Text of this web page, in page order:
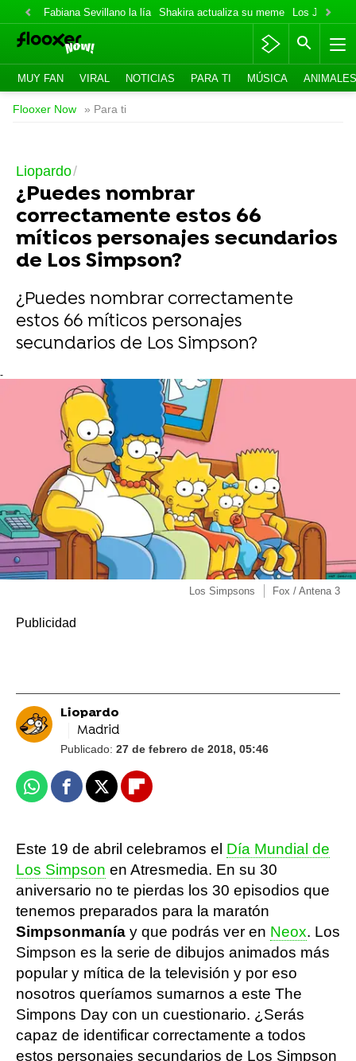
Fabiana Sevillano la lía Shakira actualiza su meme Los Jonas
MUY FAN VIRAL NOTICIAS PARA TI MÚSICA ANIMALES
Flooxer Now » Para ti
Liopardo
¿Puedes nombrar
correctamente estos 66
míticos personajes secundarios
de Los Simpson?
¿Puedes nombrar correctamente
estos 66 míticos personajes
secundarios de Los Simpson?
-
Los Simpsons Fox / Antena 3
Liopardo
Madrid
Publicado: 27 de febrero de 2018, 05:46
WhatsappFacebook
X Flipboard
Este 19 de abril celebramos el Día Mundial de
Los Simpson en Atresmedia. En su 30
aniversario no te pierdas los 30 episodios que
tenemos preparados para la maratón
Simpsonmanía y que podrás ver en Neox. Los
Simpson es la serie de dibujos animados más
popular y mítica de la televisión y por eso
nosotros queríamos sumarnos a este The
Simpons Day con un cuestionario. ¿Serás
capaz de identificar correctamente a todos
estos personajes secundarios de Los Simpson